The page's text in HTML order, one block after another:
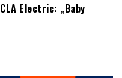
Electric: „Baby